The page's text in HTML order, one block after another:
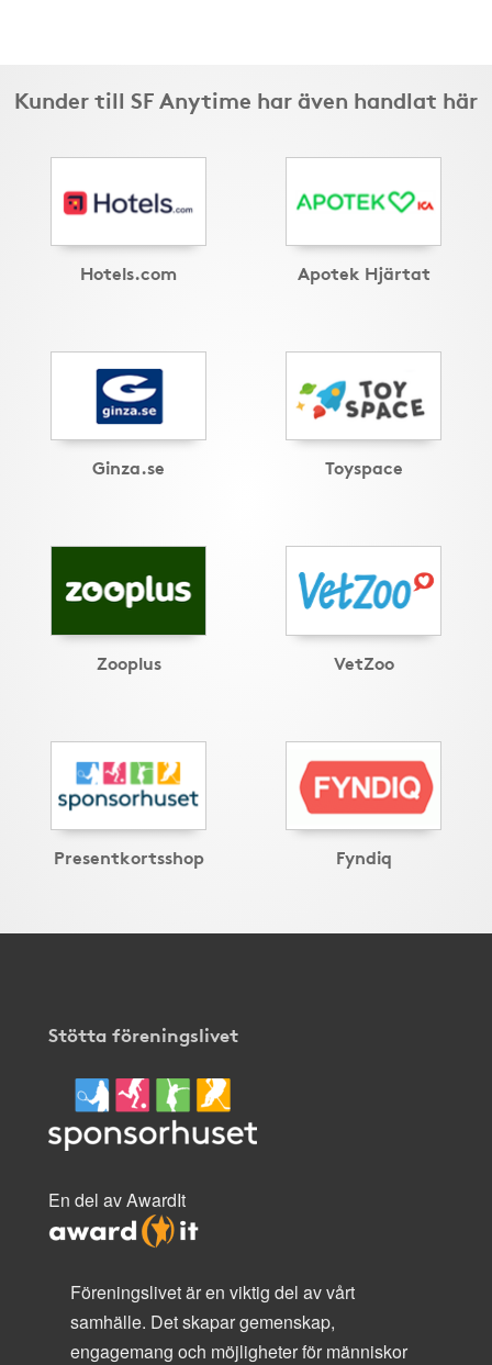
Kunder till SF Anytime har även handlat här
Hotels.com Apotek Hjärtat
Ginza.se Toyspace
Zooplus VetZoo
Presentkortsshop Fyndiq
Stötta föreningslivet
En del av AwardIt
Föreningslivet är en viktig del av vårt
samhälle. Det skapar gemenskap,
engagemang och möjligheter för människor